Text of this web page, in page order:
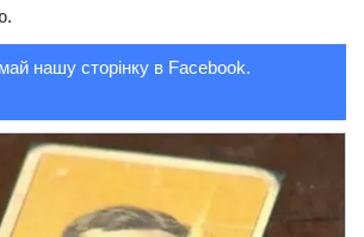
нашу сторінку в Facebook.